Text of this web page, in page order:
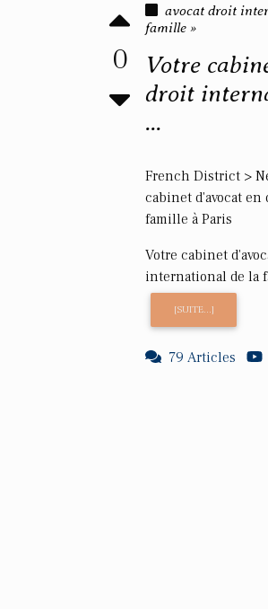
0
avocat droit
famille »
Votre
droit
...
French District >
cabinet d'avocat
famille à Paris
Votre cabinet
international de la
[SUITE...]
79 Articles